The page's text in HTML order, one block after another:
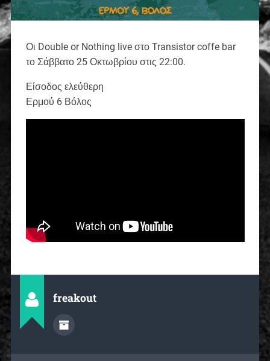
Οι Double or Nothing live στο Transistor coffe bar
το Σάββατο 25 Οκτωβρίου στις 22:00.
Είσοδος ελεύθερη
Ερμού 6 Βόλος
freakout